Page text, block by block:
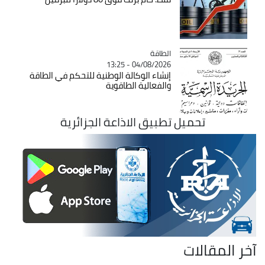
Catégorie
الطاقة
04/08/2026 - 13:25
إنشاء الوكالة الوطنية للتحكم في الطاقة
والفعالية الطاقوية
تحميل تطبيق الاذاعة الجزائرية
آخر المقالات